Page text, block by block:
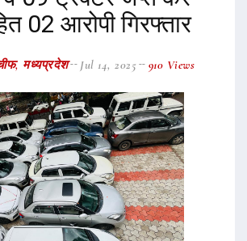
02 आरोपी गिरफ्तार
मध्यप्रदेश Jul 14, 2025 910 Views